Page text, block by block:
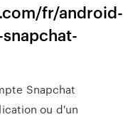
fr/android-
Snapchat
ou d'un